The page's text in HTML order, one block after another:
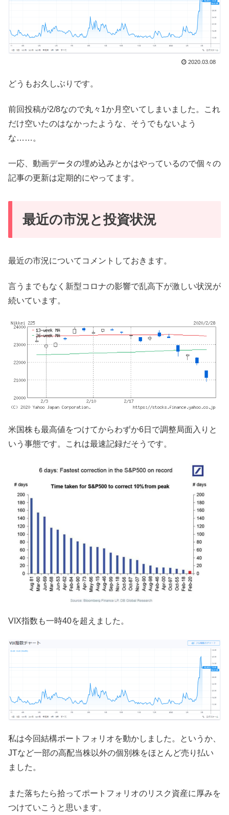
2020.03.08
どうもお久しぶりです。
前回投稿が2/8なので丸々1か月空いてしまいました。これ
だけ空いたのはなかったような、そうでもないよう
な……。
一応、動画データの埋め込みとかはやっているので個々の
記事の更新は定期的にやってます。
最近の市況と投資状況
最近の市況についてコメントしておきます。
言うまでもなく新型コロナの影響で乱高下が激しい状況が
続いています。
米国株も最高値をつけてからわずか6日で調整局面入りと
いう事態です。これは最速記録だそうです。
VIX指数も一時40を超えました。
私は今回結構ポートフォリオを動かしました。というか、
JTなど一部の高配当株以外の個別株をほとんど売り払い
ました。
また落ちたら拾ってポートフォリオのリスク資産に厚みを
つけていこうと思います。